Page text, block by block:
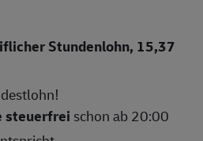
Stundenlohn, 15,37
steuerfrei schon ab 20:00